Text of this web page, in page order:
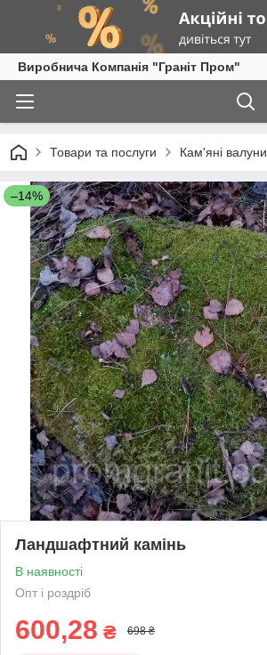
Виробнича Компанія "Граніт Пром"
Товари та послуги Кам'яні валуни
–14%
Ландшафтний камінь
В наявності
Опт і роздріб
600,28 ₴ 698 ₴